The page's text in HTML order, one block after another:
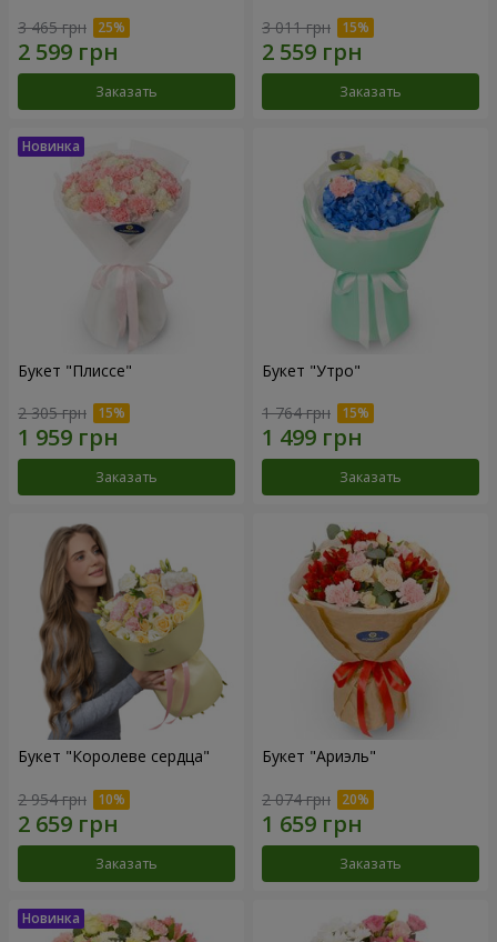
3 465 грн
Заказать
3 011 грн
Заказать
Букет "Плиссе"
2 305 грн
Заказать
Букет "Утро"
1 764 грн
Заказать
Букет "Королеве сердца"
2 954 грн
Заказать
Букет "Ариэль"
2 074 грн
Заказать